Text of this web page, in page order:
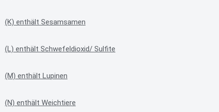
(K) enthält Sesamsamen
(L) enthält Schwefeldioxid/ Sulfite
(M) enthält Lupinen
(N) enthält Weichtiere